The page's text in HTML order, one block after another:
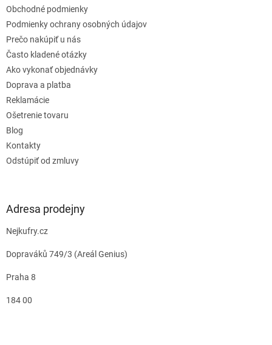
Obchodné podmienky
Podmienky ochrany osobných údajov
Prečo nakúpiť u nás
Často kladené otázky
Ako vykonať objednávky
Doprava a platba
Reklamácie
Ošetrenie tovaru
Blog
Kontakty
Odstúpiť od zmluvy
Adresa prodejny
Nejkufry.cz
Dopraváků 749/3 (Areál Genius)
Praha 8
184 00